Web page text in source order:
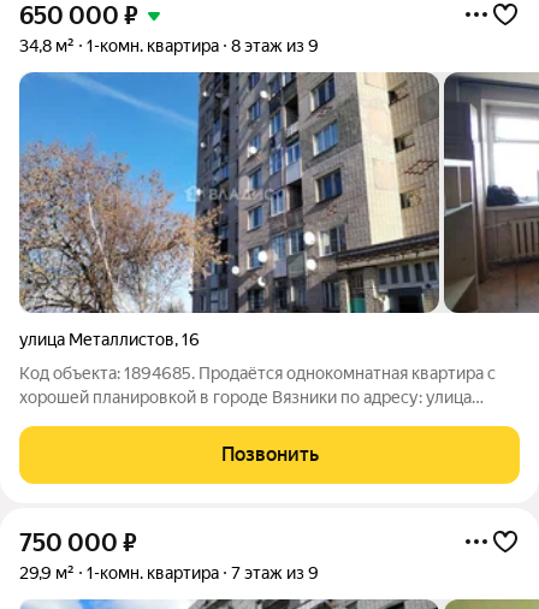
650 000 ₽
34,8 м² 1-комн. квартира 8 этаж из 9
улица Металлистов,16
Код объекта: 1894685. Продаётся однокомнатная квартира с
хорошей планировкой в городе Вязники по адресу: улица
комфортное жильё по доступной цене. Квартира расположена
на 8 этаже 9-этажного
Позвонить
750 000 ₽
29,9 м² 1-комн. квартира 7 этаж из 9